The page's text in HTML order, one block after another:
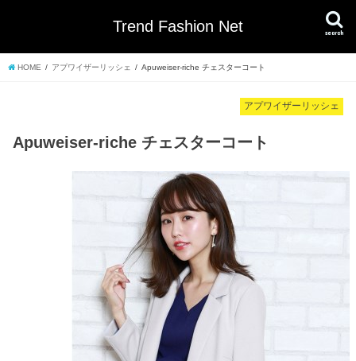
Trend Fashion Net search
HOME アプワイザーリッシェ Apuweiser-riche チェスターコート
アプワイザーリッシェ
Apuweiser-riche チェスターコート